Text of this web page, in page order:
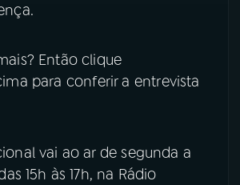
Então clique
para conferir a entrevista
vai ao ar de segunda a
15h às 17h, na Rádio